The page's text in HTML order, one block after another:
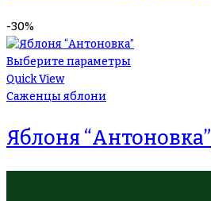
-30%
Выберите параметры
Quick View
Саженцы яблони
Яблоня “Антоновка”